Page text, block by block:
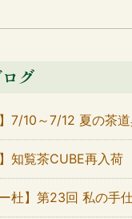
グ
】7/10～7/12 夏の茶
】知覧茶CUBE再入
杜】第23回 私の手